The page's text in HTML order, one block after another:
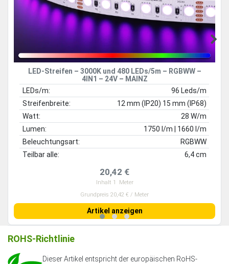
LED-Streifen – 3000K und 480 LEDs/5m – RGBWW –
4IN1 – 24V – MAINZ
LEDs/m:
96 Leds/m
Streifenbreite:
12 mm (IP20) 15 mm (IP68)
Watt:
28 W/m
Lumen:
1750 l/m | 1660 l/m
Beleuchtungsart:
RGBWW
Teilbar alle:
6,4 cm
20,42 €
Inhalt 1
Meter
Grundpreis 20,42 € / Meter
Artikel anzeigen
ROHS-Richtlinie
Dieser Artikel entspricht der europäischen RoHS-